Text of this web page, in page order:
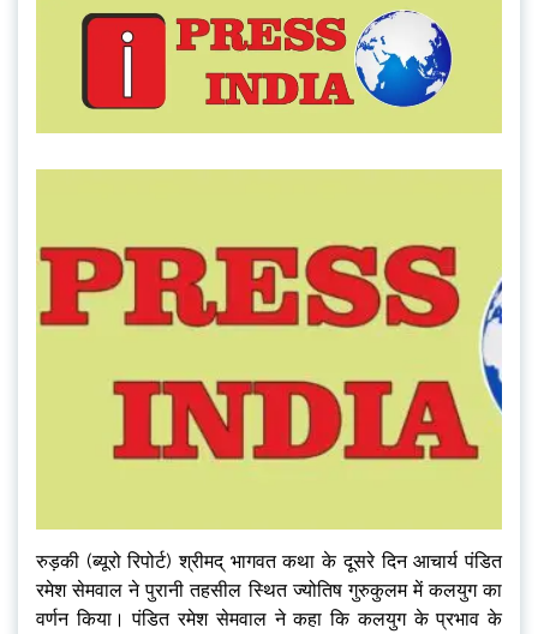
रुड़की (ब्यूरो रिपोर्ट) श्रीमद् भागवत कथा के दूसरे दिन आचार्य पंडित
रमेश सेमवाल ने पुरानी तहसील स्थित ज्योतिष गुरुकुलम में कलयुग का
वर्णन किया। पंडित रमेश सेमवाल ने कहा कि कलयुग के प्रभाव के